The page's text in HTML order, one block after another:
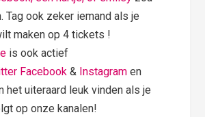
Tag ook zeker iemand als je
maken op 4 tickets !
is ook actief
Facebook & Instagram en
het uiteraard leuk vinden als je
op onze kanalen!